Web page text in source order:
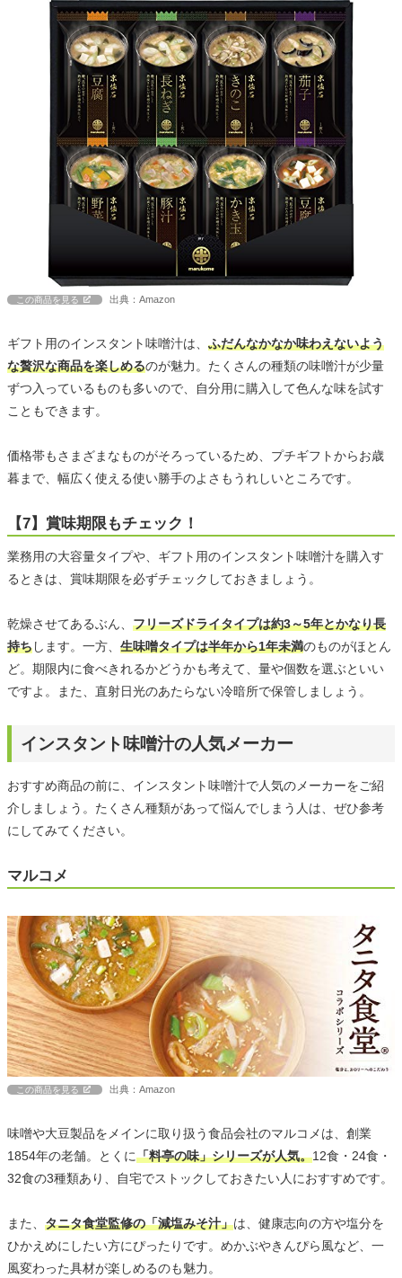
この商品を見る 出典：Amazon
ギフト用のインスタント味噌汁は、 ふだんなかなか味わえないよう
な贅沢な商品を楽しめるのが魅力。たくさんの種類の味噌汁が少量
ずつ入っているものも多いので、自分用に購入して色んな味を試す
こともできます。
価格帯もさまざまなものがそろっているため、プチギフトからお歳
暮まで、幅広く使える使い勝手のよさもうれしいところです。
【7】賞味期限もチェック！
業務用の大容量タイプや、ギフト用のインスタント味噌汁を購入す
るときは、賞味期限を必ずチェックしておきましょう。
乾燥させてあるぶん、 フリーズドライタイプは約3～5年とかなり長
持ちします。一方、 生味噌タイプは半年から1年未満のものがほとん
ど。期限内に食べきれるかどうかも考えて、量や個数を選ぶといい
ですよ。また、直射日光のあたらない冷暗所で保管しましょう。
インスタント味噌汁の人気メーカー
おすすめ商品の前に、インスタント味噌汁で人気のメーカーをご紹
介しましょう。たくさん種類があって悩んでしまう人は、ぜひ参考
にしてみてください。
マルコメ
この商品を見る 出典：Amazon
味噌や大豆製品をメインに取り扱う食品会社のマルコメは、創業
1854年の老舗。とくに「料亭の味」シリーズが人気。12食・24食・
32食の3種類あり、自宅でストックしておきたい人におすすめです。
また、 タニタ食堂監修の「減塩みそ汁」は、健康志向の方や塩分を
ひかえめにしたい方にぴったりです。めかぶやきんぴら風など、一
風変わった具材が楽しめるのも魅力。